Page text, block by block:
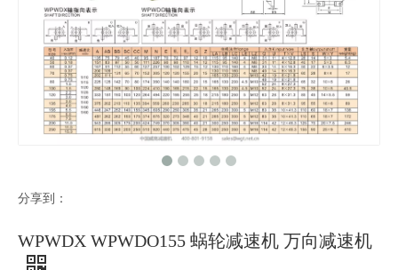
分享到：
WPWDX WPWDO155 蜗轮减速机 万向减速机